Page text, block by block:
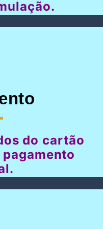
do cartão